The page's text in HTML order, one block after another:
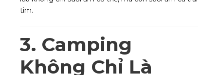
tim.
3. Camping
Không Chỉ Là